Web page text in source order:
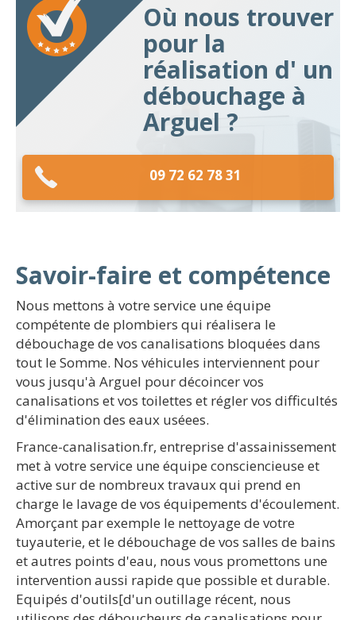
Où nous trouver
pour la
réalisation d' un
débouchage à
Arguel ?
09 72 62 78 31
Savoir-faire et compétence
Nous mettons à votre service une équipe
compétente de plombiers qui réalisera le
débouchage de vos canalisations bloquées dans
tout le Somme. Nos véhicules interviennent pour
vous jusqu'à Arguel pour décoincer vos
canalisations et vos toilettes et régler vos difficultés
d'élimination des eaux uséees.
France-canalisation.fr, entreprise d'assainissement
met à votre service une équipe consciencieuse et
active sur de nombreux travaux qui prend en
charge le lavage de vos équipements d'écoulement.
Amorçant par exemple le nettoyage de votre
tuyauterie, et le débouchage de vos salles de bains
et autres points d'eau, nous vous promettons une
intervention aussi rapide que possible et durable.
Equipés d'outils[d'un outillage récent, nous